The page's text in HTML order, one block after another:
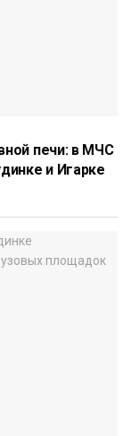
печи: в МЧС
и Игарке